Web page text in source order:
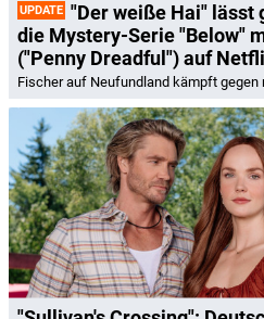
UPDATE "Der weiße Hai" lässt
die Mystery-Serie "Below"
("Penny Dreadful") auf
Fischer auf Neufundland kämpft